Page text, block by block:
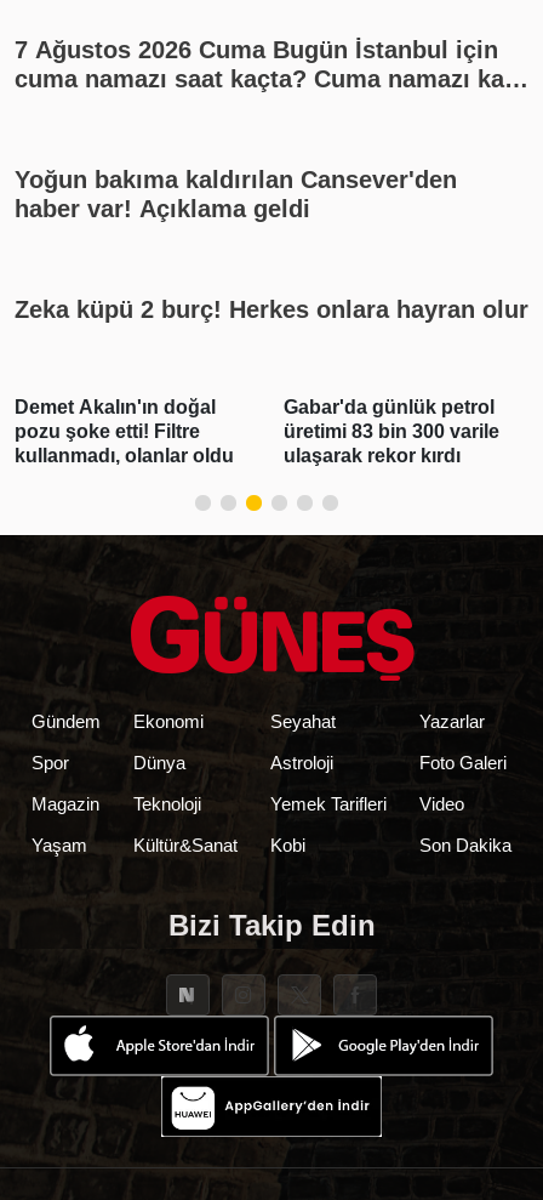
7 Ağustos 2026 Cuma Bugün İstanbul için
cuma namazı saat kaçta? Cuma namazı kaç
Yoğun bakıma kaldırılan Cansever'den
haber var! Açıklama geldi
Zeka küpü 2 burç! Herkes onlara hayran olur
Demet Akalın'ın doğal
pozu şoke etti! Filtre
kullanmadı, olanlar oldu
Gabar'da günlük petrol
üretimi 83 bin 300 varile
ulaşarak rekor kırdı
Gündem
Spor
Magazin
Yaşam
Ekonomi
Dünya
Teknoloji
Kültür&Sanat
Seyahat
Astroloji
Yemek Tarifleri
Kobi
Yazarlar
Foto Galeri
Video
Son Dakika
Bizi Takip Edin